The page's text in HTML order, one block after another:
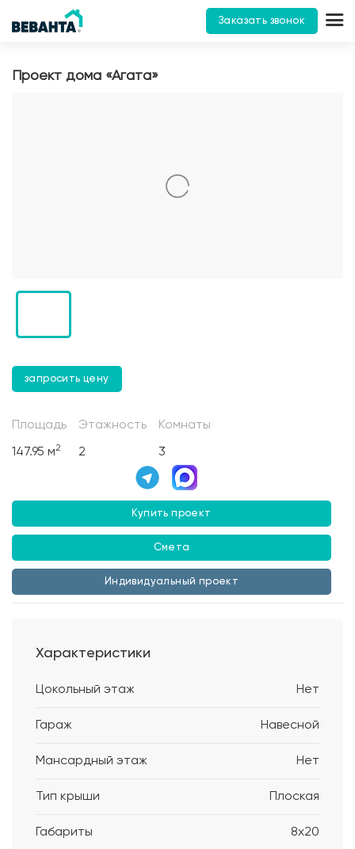
Заказать звонок
Проект дома «Агата»
запросить цену
Площадь
147.95 м2
Этажность
2
Комнаты
3
Купить проект
Смета
Индивидуальный проект
Характеристики
Цокольный этаж Нет
Гараж Навесной
Мансардный этаж Нет
Тип крыши Плоская
Габариты 8x20